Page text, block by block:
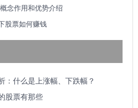
念作用和优势介绍
股票如何赚钱
：什么是上涨幅、下跌幅？
股票有那些